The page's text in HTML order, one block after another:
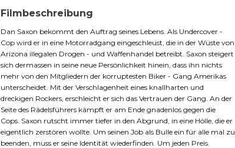
Filmbeschreibung
Dan Saxon bekommt den Auftrag seines Lebens. Als Undercover -
Cop wird er in eine Motorradgang eingeschleust, die in der Wüste von
Arizona illegalen Drogen - und Waffenhandel betreibt. Saxon steigert
sich dermassen in seine neue Persönlichkeit hinein, dass ihn nichts
mehr von den Mitgliedern der korruptesten Biker - Gang Amerikas
unterscheidet. Mit der Verschlagenheit eines knallharten und
dreckigen Rockers, erschleicht er sich das Vertrauen der Gang. An der
Seite des Rädelsführers kämpft er am Ende gnadenlos gegen die
Cops. Saxon rutscht immer tiefer in den Abgrund, in eine Hölle, die er
eigentlich zerstören wollte. Um seinen Job als Bulle ein für alle mal zu
beenden, muss er seine Identität wiederfinden. Um jeden Preis.